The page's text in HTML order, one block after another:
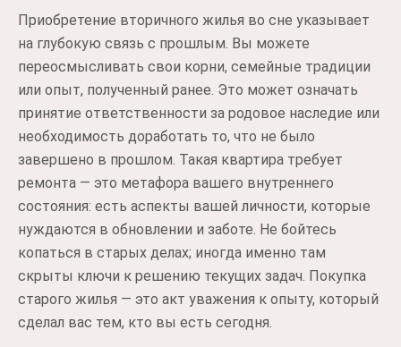
Приобретение вторичного жилья во сне указывает
на глубокую связь с прошлым. Вы можете
переосмысливать свои корни, семейные традиции
или опыт, полученный ранее. Это может означать
принятие ответственности за родовое наследие или
необходимость доработать то, что не было
завершено в прошлом. Такая квартира требует
ремонта — это метафора вашего внутреннего
состояния: есть аспекты вашей личности, которые
нуждаются в обновлении и заботе. Не бойтесь
копаться в старых делах; иногда именно там
скрыты ключи к решению текущих задач. Покупка
старого жилья — это акт уважения к опыту, который
сделал вас тем, кто вы есть сегодня.